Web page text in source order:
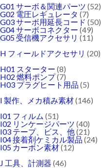
G01 サーボ＆関連パーツ (52)
G02 電圧レギュレータ (7)
G03 サーボ用延長コード (50)
G04 サーボコネクター (49)
G05 受信機アクセサリ (11)
H フィールドアクセサリ (20)
H01 スターター (8)
H02 燃料ポンプ(7)
H03 プラグヒート用品 (5)
I 製作、メカ積み素材(146)
I01 フィルム (51)
I02 リンケージパーツ (40)
I03 テープ、ビス、他(21)
I04 接着剤ケミカル製品 (24)
I05 カーボン素材(12)
J 工具、計測器 (46)